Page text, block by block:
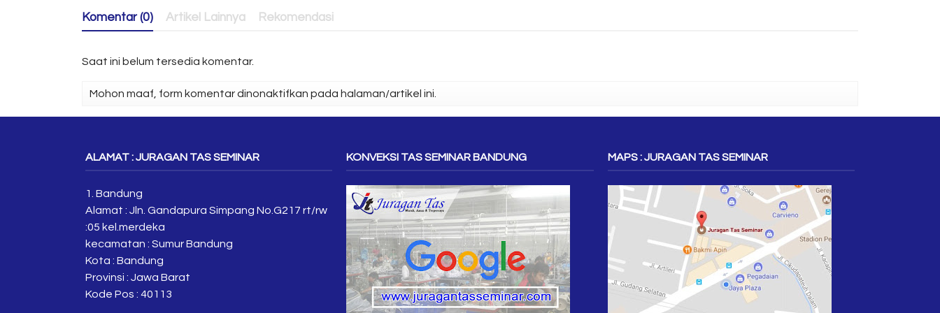
Komentar (0) Artikel Lainnya Rekomendasi
Saat ini belum tersedia komentar.
Mohon maaf, form komentar dinonaktifkan pada halaman/artikel ini.
ALAMAT : JURAGAN TAS SEMINAR
1. Bandung
Alamat : Jln. Gandapura Simpang No.G217 rt/rw
:05 kel.merdeka
kecamatan : Sumur Bandung
Kota : Bandung
Provinsi : Jawa Barat
Kode Pos : 40113
KONVEKSI TAS SEMINAR BANDUNG MAPS : JURAGAN TAS SEMINAR